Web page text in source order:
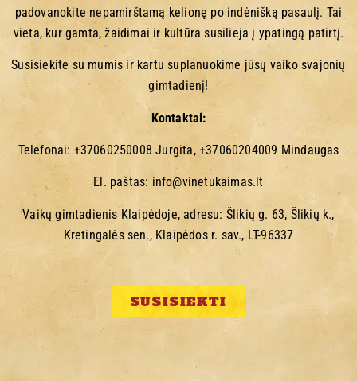
padovanokite nepamirštamą kelionę po indėnišką pasaulį. Tai
vieta, kur gamta, žaidimai ir kultūra susilieja į ypatingą patirtį.
Susisiekite su mumis ir kartu suplanuokime jūsų vaiko svajonių
gimtadienį!
Kontaktai:
Telefonai: +37060250008 Jurgita, +37060204009 Mindaugas
El. paštas: info@vinetukaimas.lt
Vaikų gimtadienis Klaipėdoje, adresu: Šlikių g. 63, Šlikių k.,
Kretingalės sen., Klaipėdos r. sav., LT-96337
SUSISIEKTI